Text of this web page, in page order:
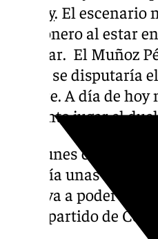
del Rey. El escenario
esteponero al estar
cambiar. El Muñoz
donde se disputaría
octubre. A día de
por tanto jugar el
Este lunes
tardaría unas dos
no se va a poder
ahí el partido de